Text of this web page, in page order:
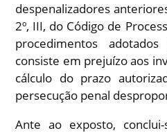
despenalizadores
2º, III, do Código de
procedimentos
consiste em prejuízo aos
cálculo do prazo
persecução penal
Ante ao exposto,